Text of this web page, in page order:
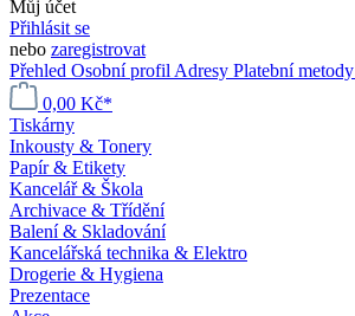
Můj účet
Přihlásit se
nebo zaregistrovat
Přehled Osobní profil Adresy Platební metody
0,00 Kč*
Tiskárny
Inkousty & Tonery
Papír & Etikety
Kancelář & Škola
Archivace & Třídění
Balení & Skladování
Kancelářská technika & Elektro
Drogerie & Hygiena
Prezentace